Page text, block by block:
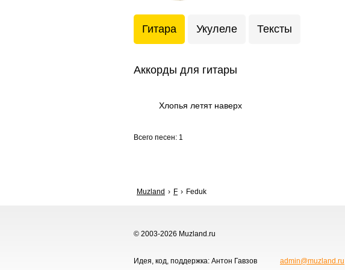
Гитара Укулеле Тексты
Аккорды для гитары
Хлопья летят наверх
Всего песен: 1
Muzland F Feduk
© 2003-2026 Muzland.ru
Идея, код, поддержка: Антон Гавзов
admin@muzland.ru